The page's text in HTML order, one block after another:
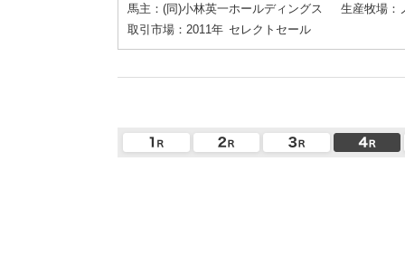
馬主：(同)小林英一ホールディングス
生産牧場：
取引市場：2011年 セレクトセール